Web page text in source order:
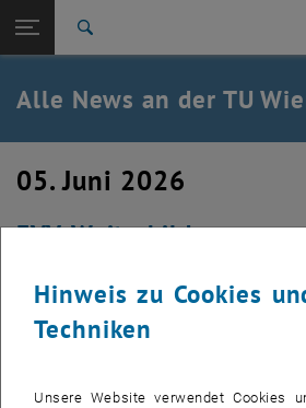
TU Login
Quicklinks
Quicklinks-Menü umschalten
Studium
Karriere
Zurück: Subseiten von TU Wien Startseite
Zurück zur letzten Ebene:
TU Wien Startseite
Übersicht
Alle News an der TU
05. Juni 2026
FVV-Weiterbildung
Hinweis zu Cookies
Techniken
Unsere Website verwendet Cookies